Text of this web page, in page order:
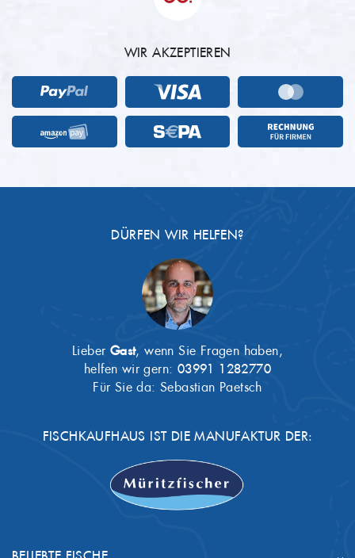
WIR AKZEPTIEREN
DÜRFEN WIR HELFEN?
Lieber Gast, wenn Sie Fragen haben,
helfen wir gern: 03991 1282770
Für Sie da: Sebastian Paetsch
FISCHKAUFHAUS IST DIE MANUFAKTUR DER: